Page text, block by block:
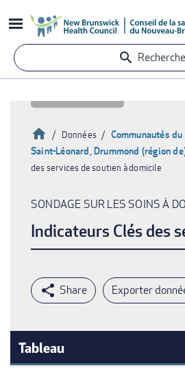
au
contenu
principal
Fil
Accueil
Données Communautés du
Saint-Léonard, Drummond (région
des services de soutien à domicile
SONDAGE SUR LES SOINS À
Indicateurs Clés des
Exporter
Tableau